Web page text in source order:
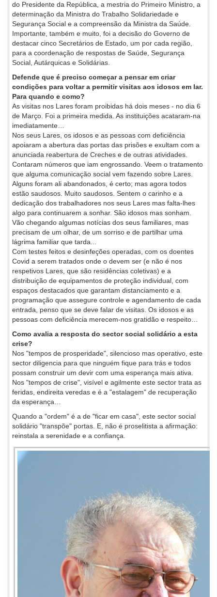
do Presidente da República, a mestria do Primeiro Ministro, a
determinação da Ministra do Trabalho Solidariedade e
Segurança Social e a compreensão da Ministra da Saúde.
Importante, também e muito, foi a decisão do Governo de
destacar cinco Secretários de Estado, um por cada região,
para a coordenação de respostas de Saúde, Segurança
Social, Autárquicas e Solidárias.
Defende que é preciso começar a pensar em criar
condições para voltar a permitir visitas aos idosos em lar.
Para quando e como?
As visitas nos Lares foram proibidas há dois meses - no dia 6
de Março. Foi a primeira medida. As instituições acataram-na
imediatamente…
Nos seus Lares, os idosos e as pessoas com deficiência
apoiaram a abertura das portas das prisões e exultam com a
anunciada reabertura de Creches e de outras atividades.
Contaram números que iam engrossando. Veem o tratamento
que alguma comunicação social vem fazendo sobre Lares.
Alguns foram ali abandonados, é certo; mas agora todos
estão saudosos. Muito saudosos. Sentem o carinho e a
dedicação dos trabalhadores nos seus Lares mas falta-lhes
algo para continuarem a sonhar. São idosos mas sonham.
Vão chegando algumas notícias dos seus familiares, mas
precisam de um olhar, de um sorriso e de partilhar uma
lágrima familiar que tarda...
Com testes feitos e desinfeções operadas, com os doentes
Covid a serem tratados onde o devem ser (e não é nos
respetivos Lares, que são residências coletivas) e a
distribuição de equipamentos de proteção individual, com
espaços destacados que garantam distanciamento e a
programação que assegure controle e agendamento de cada
entrada, penso que se deve falar de visitas. Os idosos e as
pessoas com deficiência merecem-nos gratidão e respeito…
Como avalia a resposta do sector social solidário a esta
crise?
Nos "tempos de prosperidade", silencioso mas operativo, este
sector diligencia para que ninguém fique para trás e todos
possam construir um devir com uma esperança mais ativa.
Nos "tempos de crise", visível e agilmente este sector trata as
feridas, endireita veredas e é a "estalagem" de recuperação
da esperança…
Quando a "ordem" é a de "ficar em casa", este sector social
solidário "transpõe" portas. E, não é proselitista a afirmação:
reinstala a serenidade e a confiança.